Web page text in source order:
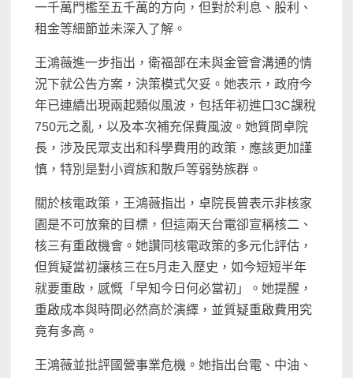
一千萬門檻至五千萬的方向，但對於利息、股利、
租金等細節並未深入了解。
王鴻薇進一步指出，衛福部在未與金管會溝通的情
況下就公告方案，決策模式欠妥。她表示，政府今
年已連續出現兩起類似風波，包括年初進口3C課稅
750元之亂，以及本次補充保費風波。她質問卓院
長，涉及民眾支出和科學費用的政策，應該更加謹
慎，特別是對小資族和散戶等弱勢族群。
關於核電政策，王鴻薇指出，卓院長曾表示非核家
園是不可放棄的目標，但這兩天台電卻宣稱核二、
核三有重啟機會。她讚同核電政策的多元化評估，
但質疑當初讓核三在5月走入歷史，如今短短半年
就要重啟，感慨「早知今日何必當初」。她提醒，
重啟成本與時間必然高於演繹，並質疑重啟費用究
竟有多高。
王鴻薇並批評國營事業危機。她指出台電、中油、